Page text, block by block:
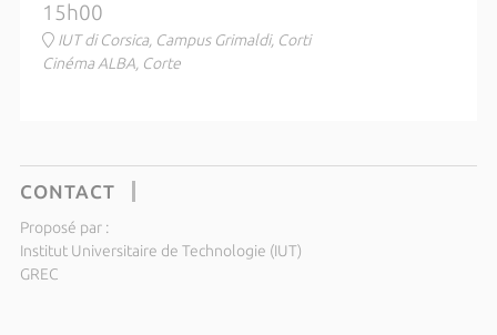
15h00
IUT di Corsica, Campus Grimaldi, Corti
Cinéma ALBA, Corte
CONTACT
Proposé par :
Institut Universitaire de Technologie (IUT)
GREC